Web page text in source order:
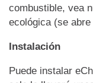
combustible, vea
ecológica (se
Instalación
Puede instalar